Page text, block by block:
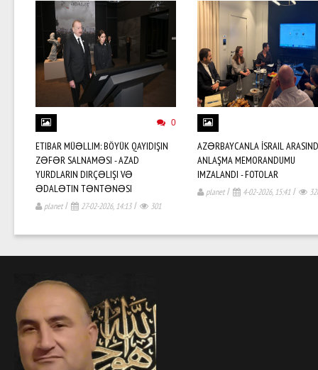
0
ETIBAR MÜƏLLIM: BÖYÜK QAYIDIŞIN
ZƏFƏR SALNAMƏSI - AZAD
YURDLARIN DIRÇƏLIŞI VƏ
ƏDALƏTIN TƏNTƏNƏSI
planet/ 27-02-2026, 14:13/ 301
AZƏRBAYCANLA İSRAIL
ANLAŞMA MEMORANDUMU
IMZALANDI - FOTOLAR
planet/ 4-02-2026, 15:41 /